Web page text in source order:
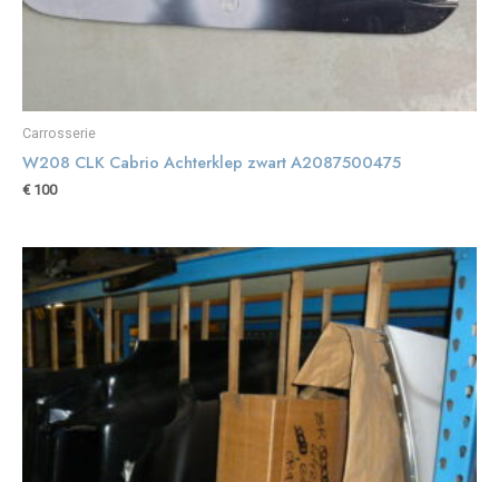
Carrosserie
W208 CLK Cabrio Achterklep zwart A2087500475
€100